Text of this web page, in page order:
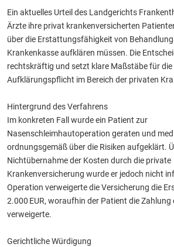
Ein aktuelles Urteil des Landgerichts
Ärzte ihre privat krankenversicherten
über die Erstattungsfähigkeit von
Krankenkasse aufklären müssen. Die
rechtskräftig und setzt klare Maßstäbe für
Aufklärungspflicht im Bereich der privaten
Hintergrund des Verfahrens
Im konkreten Fall wurde ein Patient zur
Nasenschleimhautoperation geraten und
ordnungsgemäß über die Risiken aufgeklärt.
Nichtübernahme der Kosten durch die private
Krankenversicherung wurde er jedoch nicht
Operation verweigerte die Versicherung die
2.000 EUR, woraufhin der Patient die
verweigerte.
Gerichtliche Würdigung